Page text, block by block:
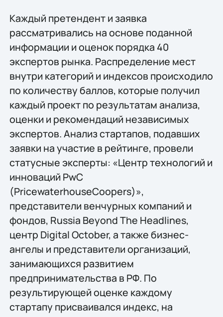
Каждый претендент и заявка
рассматривались на основе поданной
информации и оценок порядка 40
экспертов рынка. Распределение мест
внутри категорий и индексов происходило
по количеству баллов, которые получил
каждый проект по результатам анализа,
оценки и рекомендаций независимых
экспертов. Анализ стартапов, подавших
заявки на участие в рейтинге, провели
статусные эксперты: «Центр технологий и
инноваций PwC
(PricewaterhouseCoopers)»,
представители венчурных компаний и
фондов, Russia Beyond The Headlines,
центр Digital October, а также бизнес-
ангелы и представители организаций,
занимающихся развитием
предпринимательства в РФ. По
результирующей оценке каждому
стартапу присваивался индекс, на